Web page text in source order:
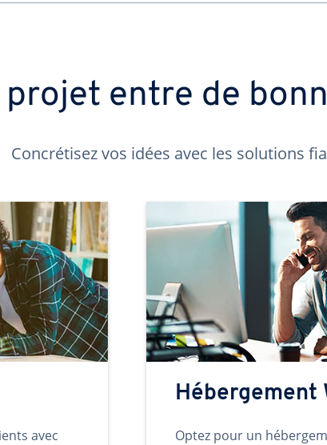
entre de
Concrétisez vos idées avec les solutions
avec
Hébergement
Optez pour un